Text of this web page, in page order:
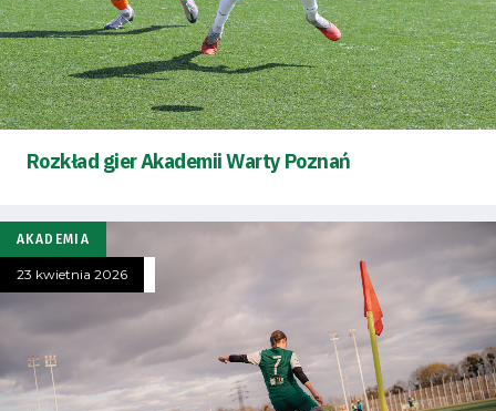
Rozkład gier Akademii Warty Poznań
AKADEMIA
23 kwietnia 2026